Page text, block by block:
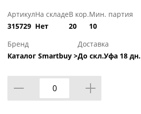
Артикул
315729
На складе
Нет
В кор.
20
Мин. партия
10
Бренд
Каталог Smartbuy >
Доставка
До скл.Уфа 18 дн.